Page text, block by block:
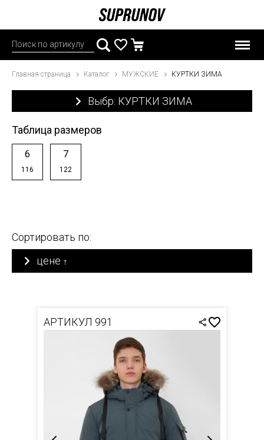
Главная страница Каталог МУЖСКИЕ КУРТКИ ЗИМА
Выбр: КУРТКИ ЗИМА
Таблица размеров
6
116
7
122
Сортировать по:
цене ↑
АРТИКУЛ 991